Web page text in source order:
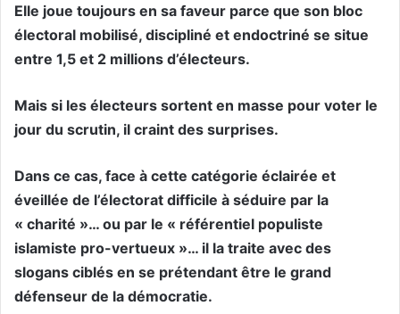
Elle joue toujours en sa faveur parce que son bloc
électoral mobilisé, discipliné et endoctriné se situe
entre 1,5 et 2 millions d’électeurs.
Mais si les électeurs sortent en masse pour voter le
jour du scrutin, il craint des surprises.
Dans ce cas, face à cette catégorie éclairée et
éveillée de l’électorat difficile à séduire par la
« charité »… ou par le « référentiel populiste
islamiste pro-vertueux »… il la traite avec des
slogans ciblés en se prétendant être le grand
défenseur de la démocratie.